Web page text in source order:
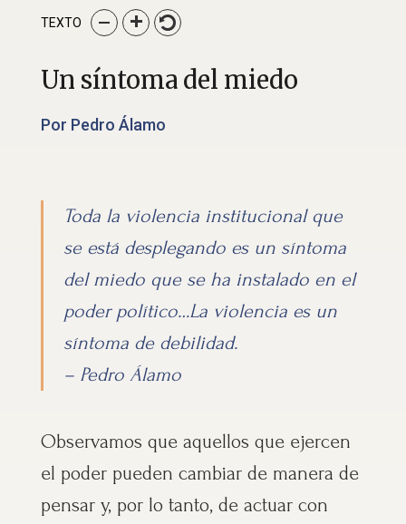
TEXTO
Un síntoma del miedo
Por Pedro Álamo
Toda la violencia institucional que
se está desplegando es un síntoma
del miedo que se ha instalado en el
poder político…La violencia es un
síntoma de debilidad.
– Pedro Álamo
Observamos que aquellos que ejercen
el poder pueden cambiar de manera de
pensar y, por lo tanto, de actuar con